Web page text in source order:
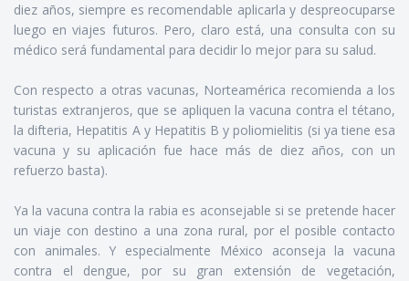
diez años, siempre es recomendable aplicarla y despreocuparse
luego en viajes futuros. Pero, claro está, una consulta con su
médico será fundamental para decidir lo mejor para su salud.
Con respecto a otras vacunas, Norteamérica recomienda a los
turistas extranjeros, que se apliquen la vacuna contra el tétano,
la difteria, Hepatitis A y Hepatitis B y poliomielitis (si ya tiene esa
vacuna y su aplicación fue hace más de diez años, con un
refuerzo basta).
Ya la vacuna contra la rabia es aconsejable si se pretende hacer
un viaje con destino a una zona rural, por el posible contacto
con animales. Y especialmente México aconseja la vacuna
contra el dengue, por su gran extensión de vegetación,